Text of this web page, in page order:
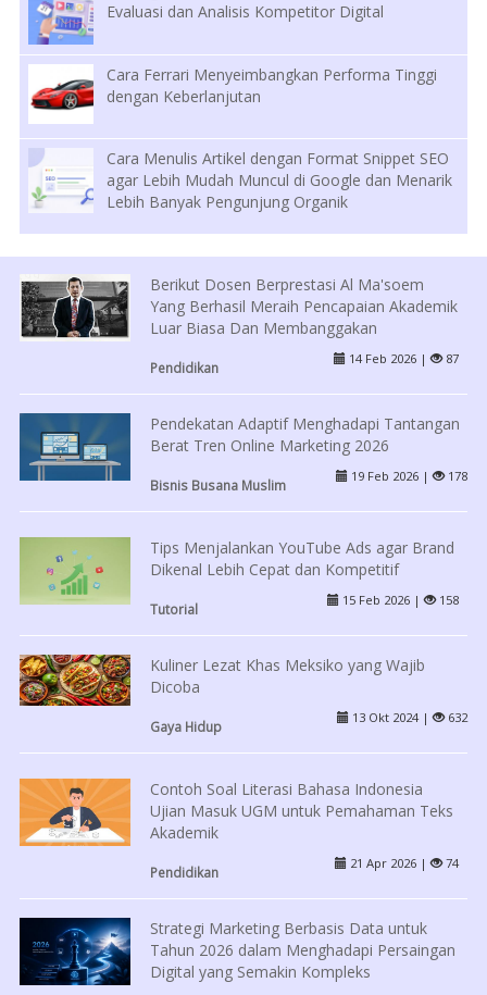
Evaluasi dan Analisis Kompetitor Digital
Cara Ferrari Menyeimbangkan Performa Tinggi
dengan Keberlanjutan
Cara Menulis Artikel dengan Format Snippet SEO
agar Lebih Mudah Muncul di Google dan Menarik
Lebih Banyak Pengunjung Organik
Berikut Dosen Berprestasi Al Ma'soem
Yang Berhasil Meraih Pencapaian Akademik
Luar Biasa Dan Membanggakan
Pendidikan
14 Feb 2026 | 87
Pendekatan Adaptif Menghadapi Tantangan
Berat Tren Online Marketing 2026
Bisnis Busana Muslim
19 Feb 2026 | 178
Tips Menjalankan YouTube Ads agar Brand
Dikenal Lebih Cepat dan Kompetitif
Tutorial
15 Feb 2026 | 158
Kuliner Lezat Khas Meksiko yang Wajib
Dicoba
Gaya Hidup
13 Okt 2024 | 632
Contoh Soal Literasi Bahasa Indonesia
Ujian Masuk UGM untuk Pemahaman Teks
Akademik
Pendidikan
21 Apr 2026 | 74
Strategi Marketing Berbasis Data untuk
Tahun 2026 dalam Menghadapi Persaingan
Digital yang Semakin Kompleks